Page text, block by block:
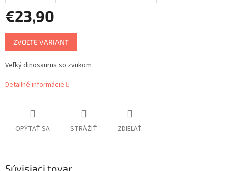
€23,90
Jednotková
cena:
ZVOĽTE VARIANT
Veľký dinosaurus so zvukom
Detailné informácie
OPÝTAŤ SA STRÁŽIŤ ZDIEĽAŤ
Súvisiaci tovar